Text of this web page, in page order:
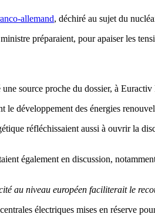
allemand, déchiré au sujet du
préparaient, pour apaiser les
une source proche du dossier, à
le développement des énergies
réfléchissaient aussi à ouvrir la
également en discussion,
au niveau européen faciliterait le
électriques mises en réserve